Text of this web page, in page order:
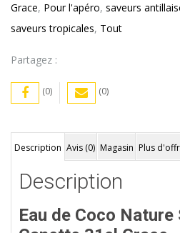
Grace, Pour l'apéro, saveurs
saveurs tropicales, Tout
Partagez :
(0) (0)
Description Avis (0) Magasin Plus
Description
Eau de Coco Nature